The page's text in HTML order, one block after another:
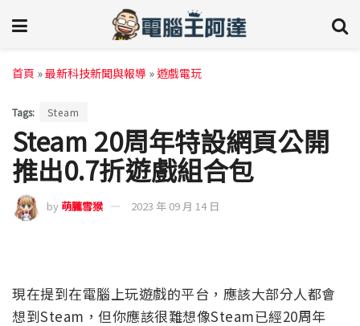
首頁 »最新科技新聞與報導 »遊戲電玩
Tags: Steam
Steam 20周年特設網頁公開
推出0.7折遊戲組合包
by 萌朧雪猴 2023 年 09 月 14 日
現在提到在電腦上玩遊戲的平台，應該大部分人都會
想到Steam，但你應該很難想像Steam已經20周年